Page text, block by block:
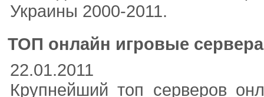
Украины 2000-2011.
ТОП онлайн игровые
22.01.2011
Крупнейший топ серверов